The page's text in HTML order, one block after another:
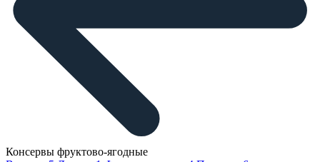
Консервы фруктово-ягодные